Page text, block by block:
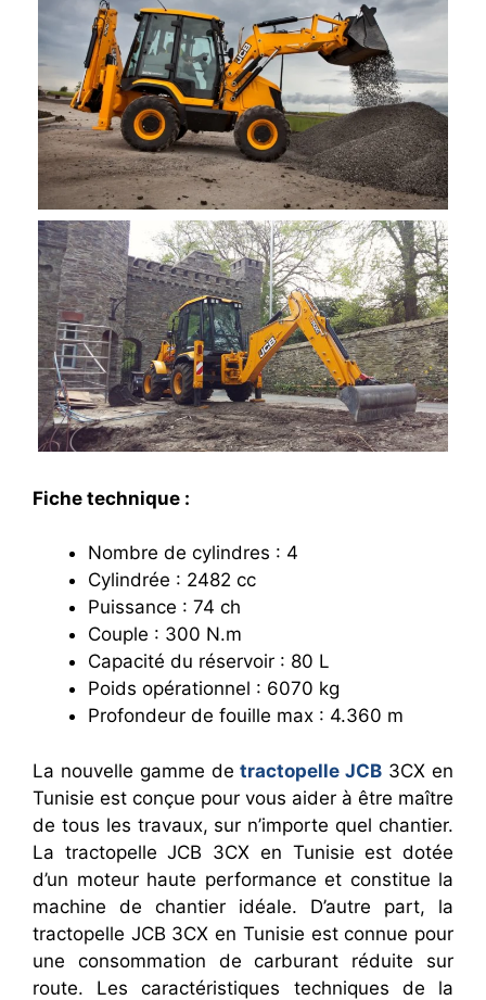
Fiche technique :
Nombre de cylindres : 4
Cylindrée : 2482 cc
Puissance : 74 ch
Couple : 300 N.m
Capacité du réservoir : 80 L
Poids opérationnel : 6070 kg
Profondeur de fouille max : 4.360 m
La nouvelle gamme de tractopelle JCB 3CX en
Tunisie est conçue pour vous aider à être maître
de tous les travaux, sur n’importe quel chantier.
La tractopelle JCB 3CX en Tunisie est dotée
d’un moteur haute performance et constitue la
machine de chantier idéale. D’autre part, la
tractopelle JCB 3CX en Tunisie est connue pour
une consommation de carburant réduite sur
route. Les caractéristiques techniques de la